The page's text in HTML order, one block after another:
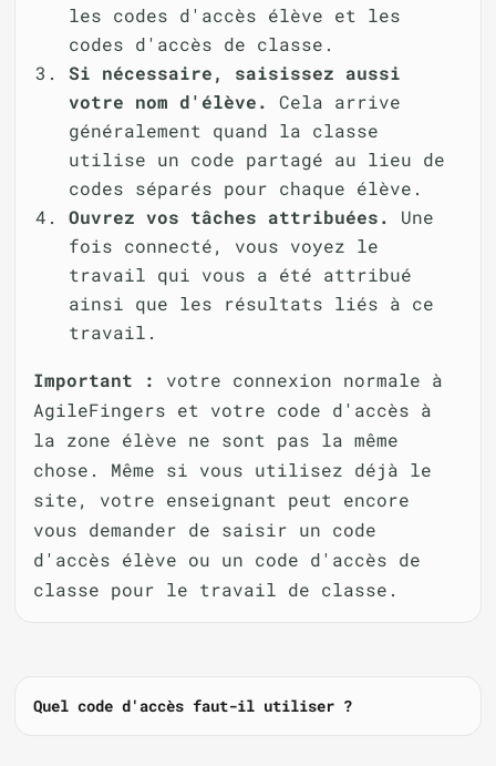
les codes d'accès élève et les
codes d'accès de classe.
Si nécessaire, saisissez aussi
votre nom d'élève.
Cela arrive
généralement quand la classe
utilise un code partagé au lieu de
codes séparés pour chaque élève.
Ouvrez vos tâches attribuées.
Une
fois connecté, vous voyez le
travail qui vous a été attribué
ainsi que les résultats liés à ce
travail.
Important :
votre connexion normale à
AgileFingers et votre code d'accès à
la zone élève ne sont pas la même
chose. Même si vous utilisez déjà le
site, votre enseignant peut encore
vous demander de saisir un code
d'accès élève ou un code d'accès de
classe pour le travail de classe.
Quel code d'accès faut-il utiliser ?